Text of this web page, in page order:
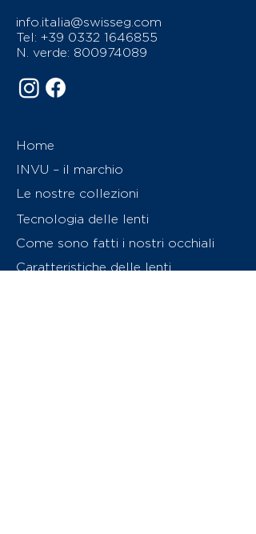
info.italia@swisseg.com
Tel: +39 0332 1646855
N. verde: 800974089
Home
INVU – il marchio
Le nostre collezioni
Tecnologia delle lenti
Come sono fatti i nostri occhiali
Caratteristiche delle lenti